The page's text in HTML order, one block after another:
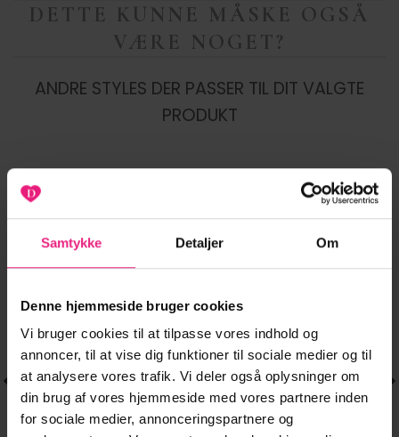
Samtykke Detaljer Om
Denne hjemmeside bruger cookies
Vi bruger cookies til at tilpasse vores indhold og
annoncer, til at vise dig funktioner til sociale medier og til
at analysere vores trafik. Vi deler også oplysninger om
din brug af vores hjemmeside med vores partnere inden
for sociale medier, annonceringspartnere og
DETTE KUNNE MÅSKE OGSÅ
VÆRE NOGET?
ANDRE STYLES DER PASSER TIL DIT VALGTE
PRODUKT
-67% -20%
Tilføj til